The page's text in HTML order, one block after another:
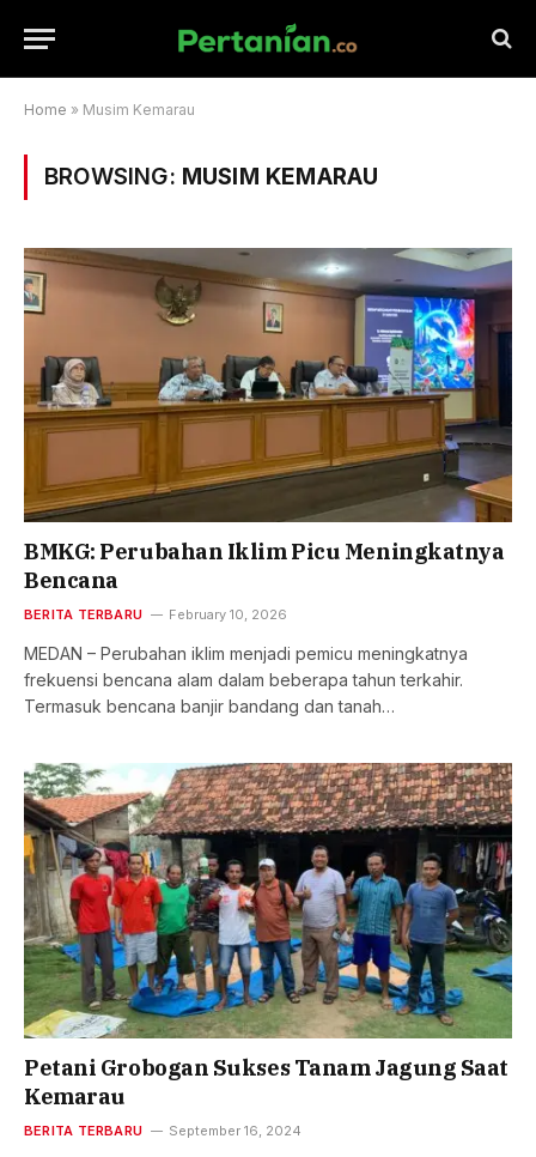
Home » Musim Kemarau
BROWSING: MUSIM KEMARAU
BMKG: Perubahan Iklim Picu Meningkatnya
Bencana
BERITA TERBARU February 10, 2026
MEDAN – Perubahan iklim menjadi pemicu meningkatnya
frekuensi bencana alam dalam beberapa tahun terkahir.
Termasuk bencana banjir bandang dan tanah…
Petani Grobogan Sukses Tanam Jagung Saat
Kemarau
BERITA TERBARU September 16, 2024